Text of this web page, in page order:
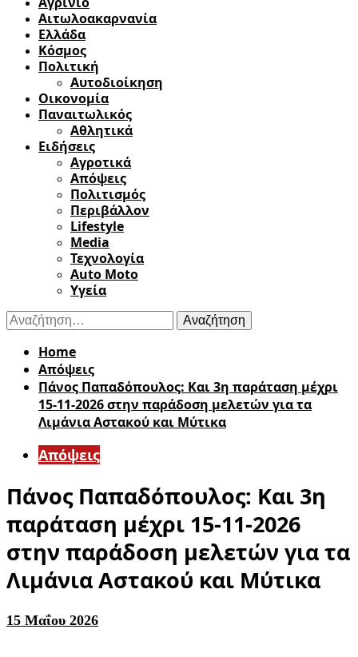
Αιτωλοακαρνανία
Ελλάδα
Κόσμος
Πολιτική
Αυτοδιοίκηση
Οικονομία
Παναιτωλικός
Αθλητικά
Ειδήσεις
Αγροτικά
Απόψεις
Πολιτισμός
Περιβάλλον
Lifestyle
Media
Τεχνολογία
Auto Moto
Υγεία
Αναζήτηση
για:
Home
Απόψεις
Πάνος Παπαδόπουλος: Και 3η παράταση μέχρι
15-11-2026 στην παράδοση μελετών για τα
Λιμάνια Αστακού και Μύτικα
Απόψεις
Πάνος Παπαδόπουλος: Και 3η
παράταση μέχρι 15-11-2026
στην παράδοση μελετών για τα
Λιμάνια Αστακού και Μύτικα
15 Μαΐου 2026